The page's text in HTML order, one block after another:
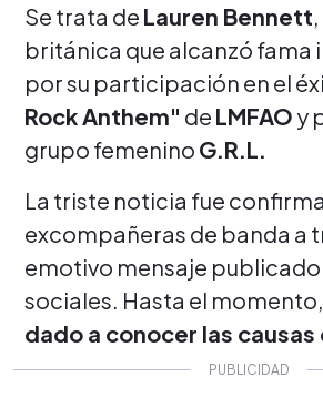
Se trata de Lauren Bennett
británica que alcanzó fama
por su participación en el
Rock Anthem" de LMFAO y
grupo femenino G.R.L.
La triste noticia fue
excompañeras de banda a
emotivo mensaje publicado
sociales. Hasta el momento,
dado a conocer las